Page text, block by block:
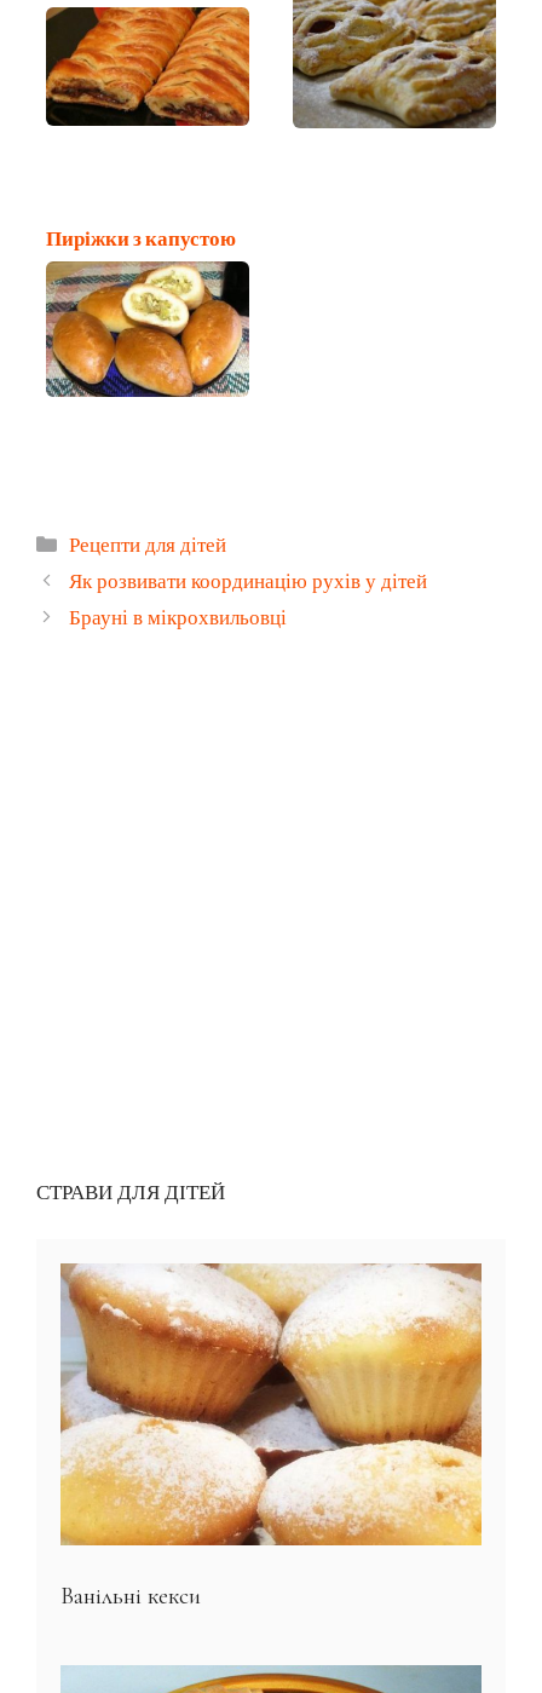
Пиріжки з капустою
Категорії
Рецепти для дітей
Як розвивати координацію рухів у дітей
Брауні в мікрохвильовці
СТРАВИ ДЛЯ ДІТЕЙ
Ванільні кекси